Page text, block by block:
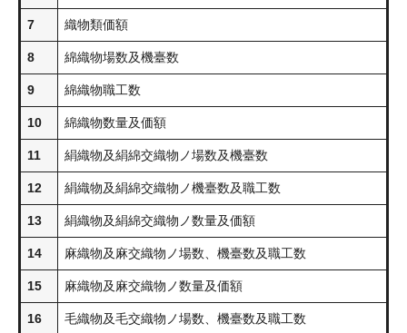
7 織物類価額
8 綿織物場数及機臺数
9 綿織物職工数
10 綿織物数量及価額
11 絹織物及絹綿交織物ノ場数及機臺数
12 絹織物及絹綿交織物ノ機臺数及職工数
13 絹織物及絹綿交織物ノ数量及価額
14 麻織物及麻交織物ノ場数、機臺数及職工数
15 麻織物及麻交織物ノ数量及価額
16 毛織物及毛交織物ノ場数、機臺数及職工数